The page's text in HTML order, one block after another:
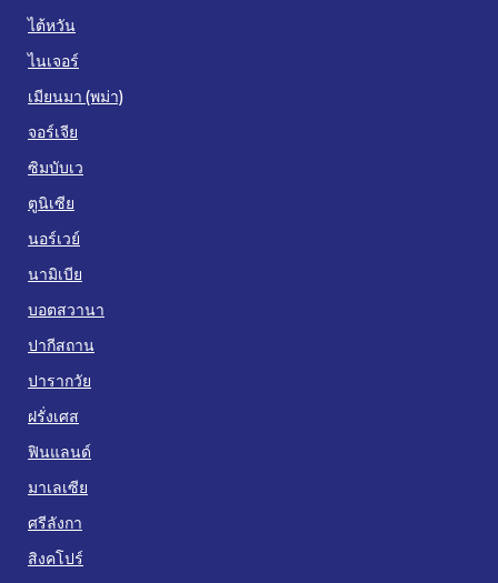
ไต้หวัน
ไนเจอร์
เมียนมา (พม่า)
จอร์เจีย
ซิมบับเว
ตูนิเซีย
นอร์เวย์
นามิเบีย
บอตสวานา
ปากีสถาน
ปารากวัย
ฝรั่งเศส
ฟินแลนด์
มาเลเซีย
ศรีลังกา
สิงคโปร์